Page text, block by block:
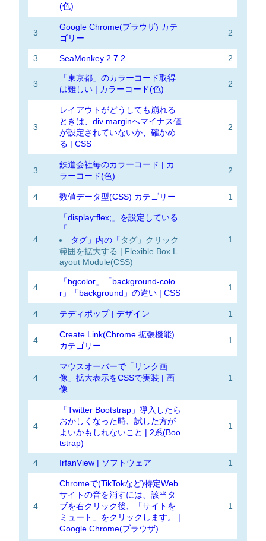
(色)
3
Google Chrome(ブラウザ) カテ
ゴリー
2
3 SeaMonkey 2.7.2 2
3
「東京都」のカラーコード取得
は難しい | カラーコード(色)
2
3
レイアウトがどうしても崩れる
ときは、div marginへマイナス値
が設定されていないか、確かめ
る | CSS
2
3
鉄道会社毎のカラーコード | カ
ラーコード(色)
2
4 数値データ型(CSS) カテゴリー 1
4
「display:flex;」を設定している
「
タグ」内の「 タグ」クリック
範囲を拡大する | Flexible Box L
ayout Module(CSS)
1
4
「bgcolor」「background-colo
r」「background」の違い | CSS
1
4 テディポップ | デザイン 1
4
Create Link(Chrome 拡張機能)
カテゴリー
1
4
マウスオーバーで「リンク画
像」拡大表示をCSSで実装 | 画
像
1
4
「Twitter Bootstrap」導入したら
おかしくなった時、試した方が
よいかもしれないこと | 2系(Boo
tstrap)
1
4 IrfanView | ソフトウェア 1
4
Chromeで(TikTokなど)特定Web
サイトの音を消すには、該当タ
ブを右クリック後、「サイトを
ミュート」をクリックします。 |
Google Chrome(ブラウザ)
1